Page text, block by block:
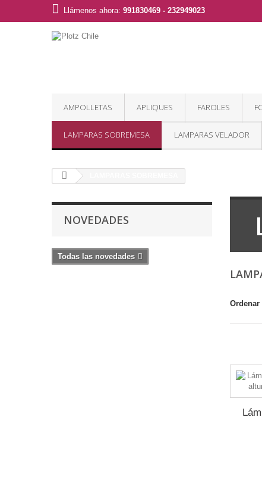
Llámenos ahora: 991830469 - 232949023
AMPOLLETAS APLIQUES FAROLES
LAMPARAS SOBREMESA LAMPARAS VELADOR
NOVEDADES
Todas las novedades
Ordenar